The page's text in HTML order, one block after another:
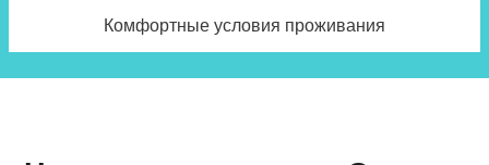
Комфортные условия проживания